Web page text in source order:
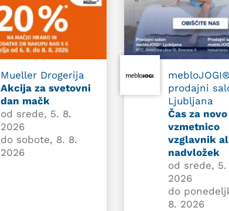
Mueller Drogerija
Akcija za svetovni
dan mačk
od srede, 5. 8.
2026
do sobote, 8. 8.
2026
mebloJOGI®
prodajni
Ljubljana
Čas za novo
vzmetnico
vzglavnik
nadvložek
od srede, 5.
2026
do
8. 2026